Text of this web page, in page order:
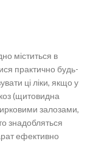
міститься в
практично будь-
ці ліки, якщо у
(щитовидна
залозами,
знадобляться
ефективно